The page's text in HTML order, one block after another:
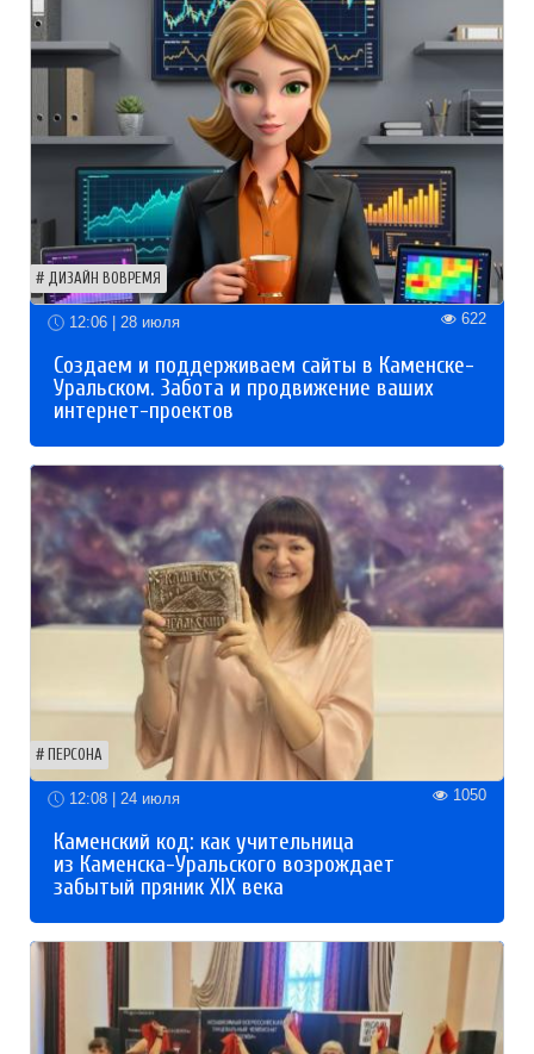
ДИЗАЙН ВОВРЕМЯ
12:06 | 28 июля 622
Создаем и поддерживаем сайты в Каменске-
Уральском. Забота и продвижение ваших
интернет-проектов
ПЕРСОНА
12:08 | 24 июля 1050
Каменский код: как учительница
из Каменска-Уральского возрождает
забытый пряник XIX века